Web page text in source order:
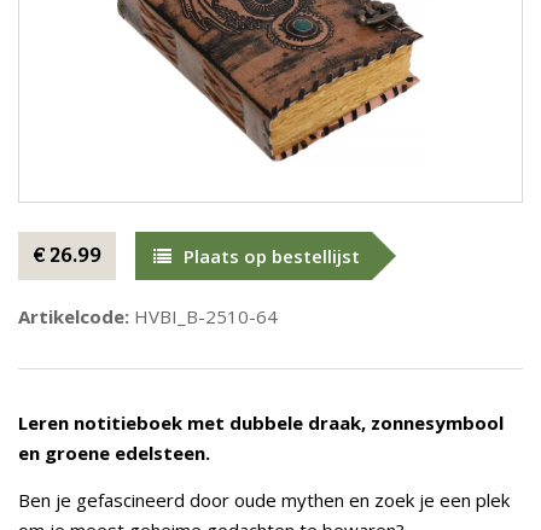
€ 26.99 Plaats op bestellijst
Artikelcode: HVBI_B-2510-64
Leren notitieboek met dubbele draak, zonnesymbool
en groene edelsteen.
Ben je gefascineerd door oude mythen en zoek je een plek